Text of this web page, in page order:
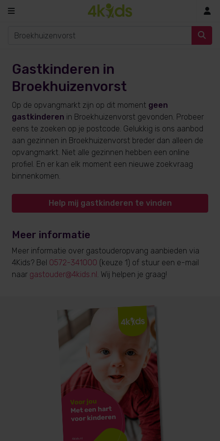
Gastkinderen in
Broekhuizenvorst
Op de opvangmarkt zijn op dit moment geen
gastkinderen in Broekhuizenvorst gevonden. Probeer
eens te zoeken op je postcode. Gelukkig is ons aanbod
aan gezinnen in Broekhuizenvorst breder dan alleen de
opvangmarkt. Niet alle gezinnen hebben een online
profiel. En er kan elk moment een nieuwe zoekvraag
binnenkomen.
Help mij gastkinderen te vinden
Meer informatie
Meer informatie over gastouderopvang aanbieden via
4Kids? Bel 0572-341000 (keuze 1) of stuur een e-mail
naar gastouder@4kids.nl. Wij helpen je graag!